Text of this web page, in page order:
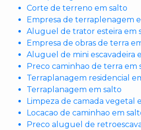
Corte de terreno em salto
Empresa de terraplenagem
Aluguel de trator esteira em
Empresa de obras de terra
Aluguel de mini escavadeira
Preco caminhao de terra em
Terraplanagem residencial
Terraplanagem em salto
Limpeza de camada vegetal
Locacao de caminhao em
Preco aluguel de